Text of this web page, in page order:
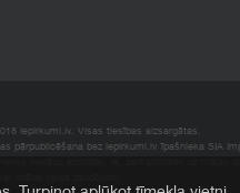
Iepirkumi.lv. Visas tiesības aizsargātas.
pārpublicēšana bez iepirkumi.lv īpašnieka SIA